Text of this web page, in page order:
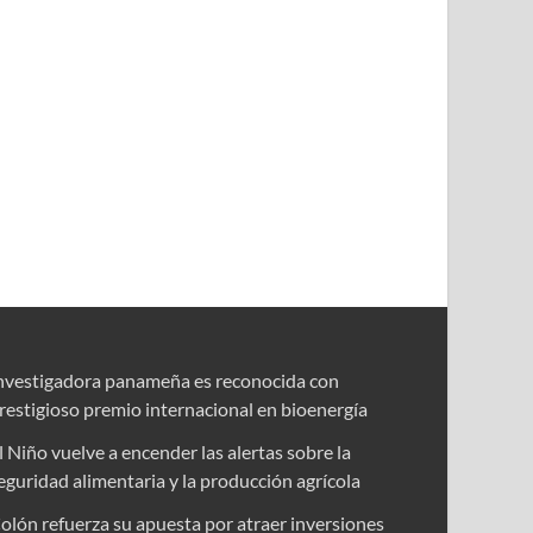
panameña es reconocida con
premio internacional en bioenergía
Niño vuelve a encender las alertas sobre la
alimentaria y la producción agrícola
refuerza su apuesta por atraer inversiones